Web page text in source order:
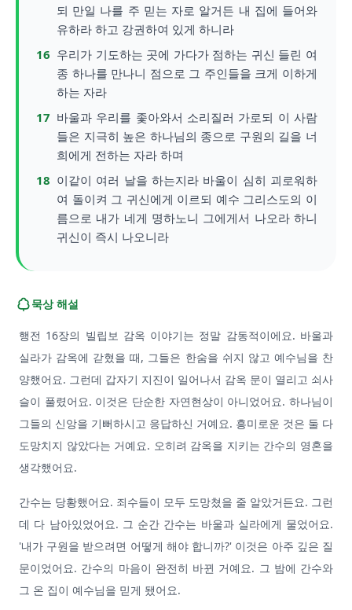
되 만일 나를 주 믿는 자로 알거든 내 집에 들어와
유하라 하고 강권하여 있게 하니라
16 우리가 기도하는 곳에 가다가 점하는 귀신 들린 여
종 하나를 만나니 점으로 그 주인들을 크게 이하게
하는 자라
17 바울과 우리를 좇아와서 소리질러 가로되 이 사람
들은 지극히 높은 하나님의 종으로 구원의 길을 너
희에게 전하는 자라 하며
18 이같이 여러 날을 하는지라 바울이 심히 괴로워하
여 돌이켜 그 귀신에게 이르되 예수 그리스도의 이
름으로 내가 네게 명하노니 그에게서 나오라 하니
귀신이 즉시 나오니라
묵상 해설
행전 16장의 빌립보 감옥 이야기는 정말 감동적이에요. 바울과
실라가 감옥에 갇혔을 때, 그들은 한숨을 쉬지 않고 예수님을 찬
양했어요. 그런데 갑자기 지진이 일어나서 감옥 문이 열리고 쇠사
슬이 풀렸어요. 이것은 단순한 자연현상이 아니었어요. 하나님이
그들의 신앙을 기뻐하시고 응답하신 거예요. 흥미로운 것은 둘 다
도망치지 않았다는 거예요. 오히려 감옥을 지키는 간수의 영혼을
생각했어요.
간수는 당황했어요. 죄수들이 모두 도망쳤을 줄 알았거든요. 그런
데 다 남아있었어요. 그 순간 간수는 바울과 실라에게 물었어요.
'내가 구원을 받으려면 어떻게 해야 합니까?' 이것은 아주 깊은 질
문이었어요. 간수의 마음이 완전히 바뀐 거예요. 그 밤에 간수와
그 온 집이 예수님을 믿게 됐어요.